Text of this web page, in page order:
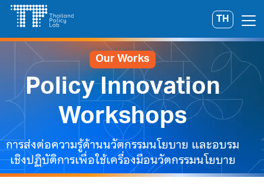
Skip
content
TH
Search
for:
Our Works
Policy Innovation
Workshops
การส่งต่อความรู้ด้านนวัตกรรมนโยบาย และอบรม
เชิงปฏิบัติการเพื่อใช้เครื่องมือนวัตกรรมนโยบาย